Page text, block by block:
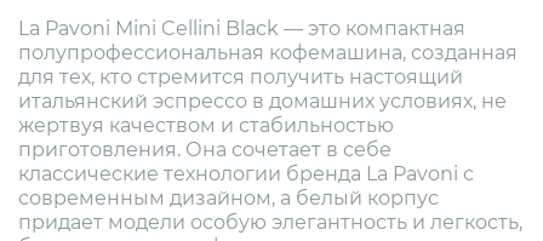
La Pavoni Mini Cellini Black — это компактная
полупрофессиональная кофемашина, созданная
для тех, кто стремится получить настоящий
итальянский эспрессо в домашних условиях, не
жертвуя качеством и стабильностью
приготовления. Она сочетает в себе
классические технологии бренда La Pavoni с
современным дизайном, а белый корпус
придает модели особую элегантность и легкость,